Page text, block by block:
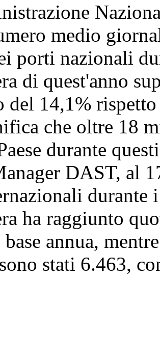
medio
porti nazionali
di quest'anno
del 14,1%
che oltre 18
durante
DAST, al
durante
ha raggiunto
base annua,
stati 6.463,